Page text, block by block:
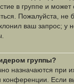
в группе и может
Пожалуйста, не
ваш запрос; у
группы?
назначаются при
конференции. Если